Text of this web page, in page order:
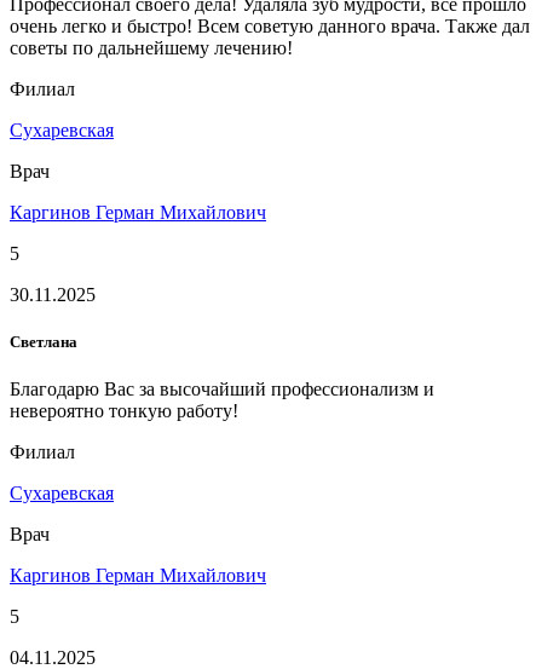
очень легко и быстро! Всем советую данного врача. Также дал
советы по дальнейшему лечению!
Филиал
Сухаревская
Врач
Каргинов Герман Михайлович
5
30.11.2025
Светлана
Благодарю Вас за высочайший профессионализм и
невероятно тонкую работу!
Филиал
Сухаревская
Врач
Каргинов Герман Михайлович
5
04.11.2025